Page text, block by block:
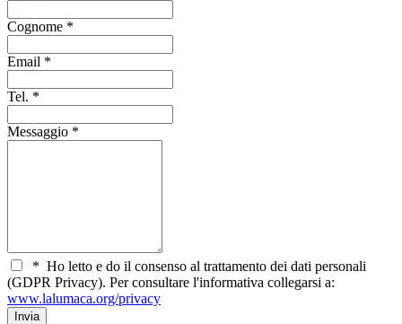
Cognome *
Email *
Tel. *
Messaggio *
* Ho letto e do il consenso al trattamento dei dati personali
(GDPR Privacy). Per consultare l'informativa collegarsi a:
www.lalumaca.org/privacy